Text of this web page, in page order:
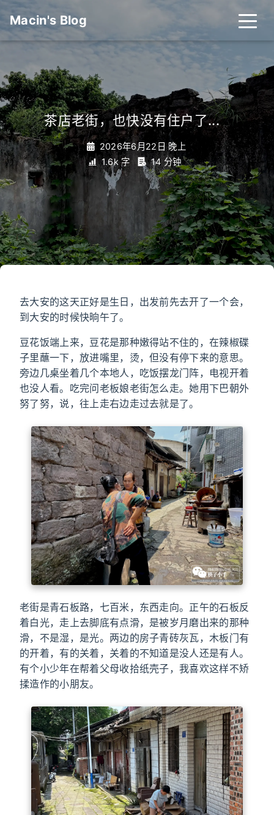
Macin's Blog
茶店老街，也快没有住户了..._
2026年6月22日 晚上
1.6k 字
14 分钟
去大安的这天正好是生日，出发前先去开了一个会，
到大安的时候快晌午了。
豆花饭端上来，豆花是那种嫩得站不住的，在辣椒碟
子里蘸一下，放进嘴里，烫，但没有停下来的意思。
旁边几桌坐着几个本地人，吃饭摆龙门阵，电视开着
也没人看。吃完问老板娘老街怎么走。她用下巴朝外
努了努，说，往上走右边走过去就是了。
老街是青石板路，七百米，东西走向。正午的石板反
着白光，走上去脚底有点滑，是被岁月磨出来的那种
滑，不是湿，是光。两边的房子青砖灰瓦，木板门有
的开着，有的关着，关着的不知道是没人还是有人。
有个小少年在帮着父母收拾纸壳子，我喜欢这样不矫
揉造作的小朋友。